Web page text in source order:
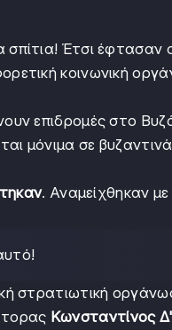
Έτσι έφτασαν
κοινωνική
επιδρομές στο
μόνιμα σε
. Αναμείχθηκαν
στρατιωτική
Κωνσταντίνος